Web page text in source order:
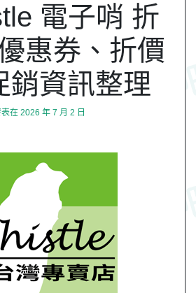
電子哨 折
惠券、折價
銷資訊整理
在 2026 年 7 月 2 日